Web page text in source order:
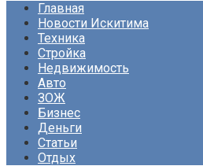
Главная
Новости Искитима
Техника
Стройка
Недвижимость
Авто
ЗОЖ
Бизнес
Деньги
Статьи
Отдых